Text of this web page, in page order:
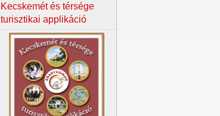
Kecskemét és térsége
turisztikai applikáció